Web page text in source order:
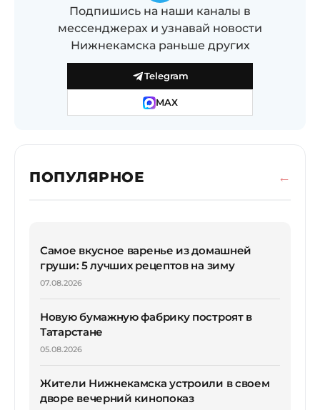
Подпишись на наши каналы в
мессенджерах и узнавай новости
Нижнекамска раньше других
Telegram
MAX
ПОПУЛЯРНОЕ
Самое вкусное варенье из домашней
груши: 5 лучших рецептов на зиму
07.08.2026
Новую бумажную фабрику построят в
Татарстане
05.08.2026
Жители Нижнекамска устроили в своем
дворе вечерний кинопоказ